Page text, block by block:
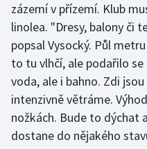
Motorsport
Olympijské hry
Parasport
Plavání
zázemí v přízemí. Klub
linolea. "Dresy, balony či
popsal Vysocký. Půl
to tu vlhčí, ale podařilo
voda, ale i bahno. Zdi
intenzivně větráme.
nožkách. Bude to dýchat
dostane do nějakého